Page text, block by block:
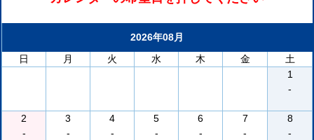
2026年08月
日
月 火 水 木 金
土
1
-
2
-
3
-
4
-
5
-
6
-
7
-
8
-